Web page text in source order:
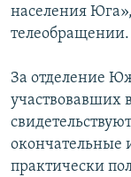
населения
телеобращении.
За отделение
участвовавших
окончательные
практически